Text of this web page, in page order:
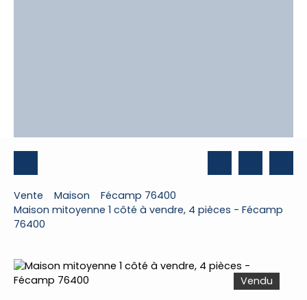
Vente Maison
Fécamp 76400
Maison mitoyenne 1 côté à vendre, 4 pièces - Fécamp
76400
Vendu